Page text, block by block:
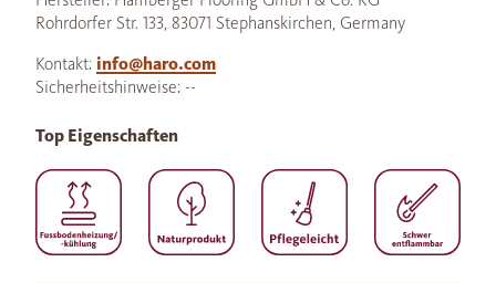
Rohrdorfer Str. 133, 83071 Stephanskirchen, Germany
Kontakt: info@haro.com
Sicherheitshinweise: --
Top Eigenschaften